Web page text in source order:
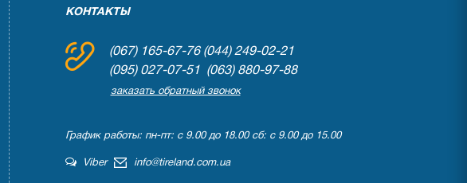
КОНТАКТЫ
(067) 165-67-76(044) 249-02-21
(095) 027-07-51 (063) 880-97-88
заказать обратный звонок
График работы: пн-пт: с 9.00 до 18.00 сб: с 9.00 до 15.00
Viber info@tireland.com.ua